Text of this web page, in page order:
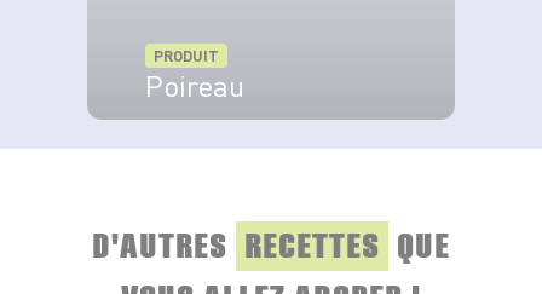
PRODUIT
Poireau
D'AUTRES RECETTES QUE